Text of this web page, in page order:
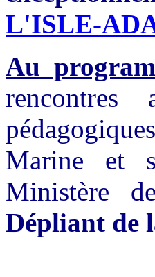
L'ISLE-
Au
Marine et
Ministère
Dépliant de